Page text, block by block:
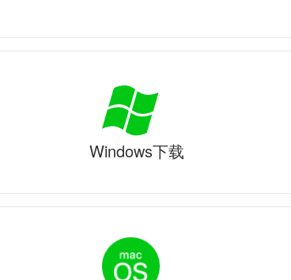
Windows下载